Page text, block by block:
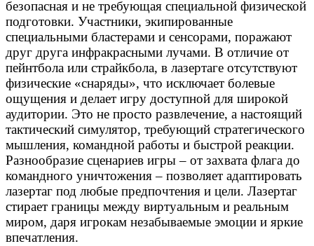
безопасная и не требующая специальной физической
подготовки. Участники, экипированные
специальными бластерами и сенсорами, поражают
друг друга инфракрасными лучами. В отличие от
пейнтбола или страйкбола, в лазертаге отсутствуют
физические «снаряды», что исключает болевые
ощущения и делает игру доступной для широкой
аудитории. Это не просто развлечение, а настоящий
тактический симулятор, требующий стратегического
мышления, командной работы и быстрой реакции.
Разнообразие сценариев игры – от захвата флага до
командного уничтожения – позволяет адаптировать
лазертаг под любые предпочтения и цели. Лазертаг
стирает границы между виртуальным и реальным
миром, даря игрокам незабываемые эмоции и яркие
впечатления.